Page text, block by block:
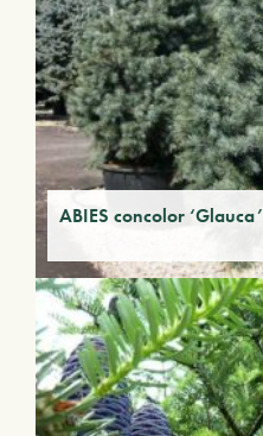
ABIES concolor ‘Glauca’